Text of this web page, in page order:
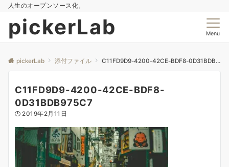
人生のオープンソース化。
pickerLab Menu
pickerLab 添付ファイル C11FD9D9-4200-42CE-BDF8-0D31BDB975C7
C11FD9D9-4200-42CE-BDF8-
0D31BDB975C7
2019年2月11日